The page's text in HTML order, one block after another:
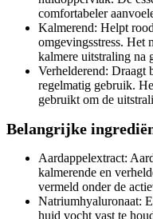
comfortabeler
Kalmerend: Helpt
omgevingsstress. Het
kalmere uitstraling na
Verhelderend: Draagt
regelmatig gebruik.
gebruikt om de
Belangrijke
Aardappelextract:
kalmerende en
vermeld onder de
Natriumhyaluronaat:
huid vocht vast te